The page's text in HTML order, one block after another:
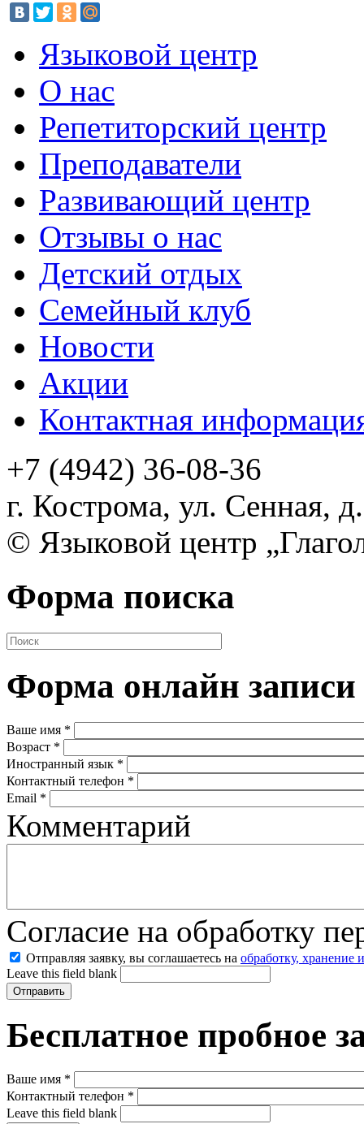
Языковой центр
О нас
Репетиторский центр
Преподаватели
Развивающий центр
Отзывы о нас
Детский отдых
Семейный клуб
Новости
Акции
Контактная
+7 (4942) 36-08-36
г. Кострома, ул. Сенная,
© Языковой центр
Форма поиска
Форма онлайн записи
Ваше имя *
Возраст *
Иностранный язык *
Контактный телефон *
Email *
Комментарий
Согласие на обработку
Отправляя заявку, вы соглашаетесь на обработку, хранение
Leave this field blank
Бесплатное пробное
Ваше имя *
Контактный телефон *
Leave this field blank